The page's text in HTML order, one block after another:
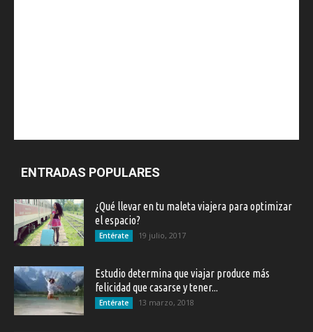
ENTRADAS POPULARES
¿Qué llevar en tu maleta viajera para optimizar
el espacio?
Entérate 19 julio, 2017
Estudio determina que viajar produce más
felicidad que casarse y tener...
Entérate 13 marzo, 2018